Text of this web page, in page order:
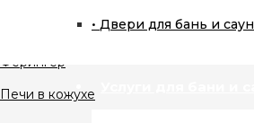
Двери для бань и саун
Печи для бани
Ферингер
Печи в кожухе